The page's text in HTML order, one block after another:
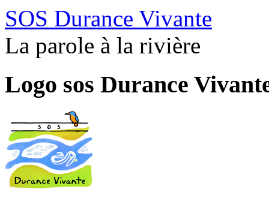
SOS Durance Vivante
La parole à la rivière
Logo sos Durance